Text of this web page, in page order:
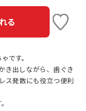
る
です。
き出しながら、歯ぐき
ス発散にも役立つ便利